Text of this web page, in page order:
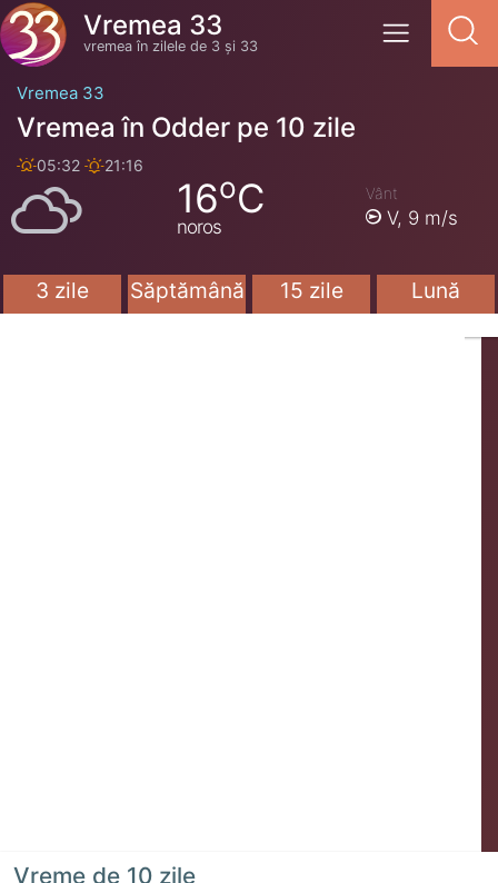
Vremea 33
vremea în zilele de 3 și 33
Vremea 33
Vremea în Odder pe 10 zile
05:32 21:16
16oC
noros
Vânt
V, 9 m/s
3 zile Săptămână 15 zile Lună
Vreme de 10 zile